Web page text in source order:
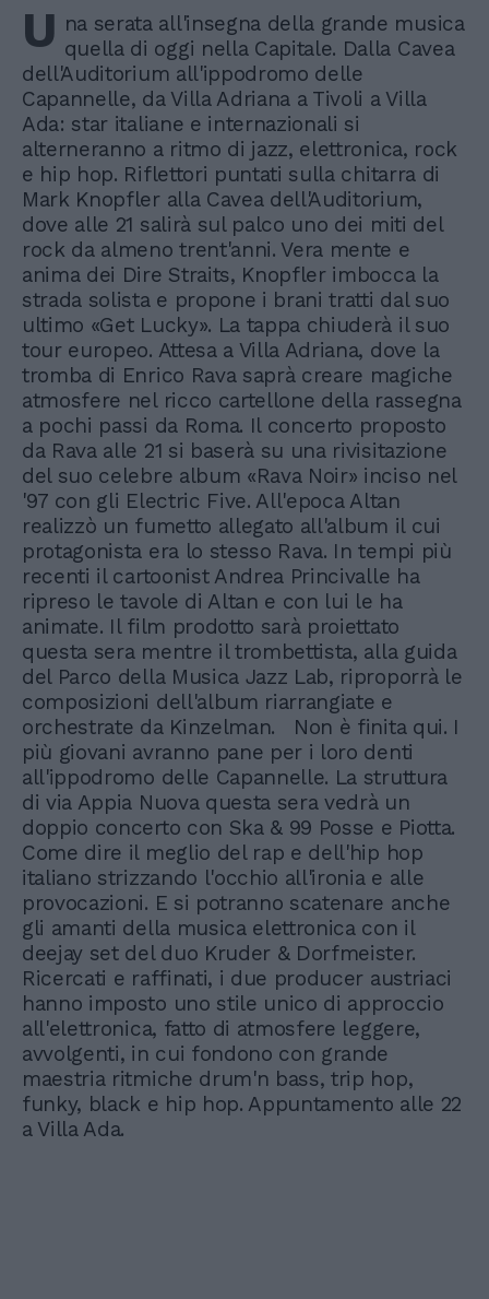
U na serata all'insegna della grande musica
quella di oggi nella Capitale. Dalla Cavea
dell'Auditorium all'ippodromo delle
Capannelle, da Villa Adriana a Tivoli a Villa
Ada: star italiane e internazionali si
alterneranno a ritmo di jazz, elettronica, rock
e hip hop. Riflettori puntati sulla chitarra di
Mark Knopfler alla Cavea dell'Auditorium,
dove alle 21 salirà sul palco uno dei miti del
rock da almeno trent'anni. Vera mente e
anima dei Dire Straits, Knopfler imbocca la
strada solista e propone i brani tratti dal suo
ultimo «Get Lucky». La tappa chiuderà il suo
tour europeo. Attesa a Villa Adriana, dove la
tromba di Enrico Rava saprà creare magiche
atmosfere nel ricco cartellone della rassegna
a pochi passi da Roma. Il concerto proposto
da Rava alle 21 si baserà su una rivisitazione
del suo celebre album «Rava Noir» inciso nel
'97 con gli Electric Five. All'epoca Altan
realizzò un fumetto allegato all'album il cui
protagonista era lo stesso Rava. In tempi più
recenti il cartoonist Andrea Princivalle ha
ripreso le tavole di Altan e con lui le ha
animate. Il film prodotto sarà proiettato
questa sera mentre il trombettista, alla guida
del Parco della Musica Jazz Lab, riproporrà le
composizioni dell'album riarrangiate e
orchestrate da Kinzelman. Non è finita qui. I
più giovani avranno pane per i loro denti
all'ippodromo delle Capannelle. La struttura
di via Appia Nuova questa sera vedrà un
doppio concerto con Ska & 99 Posse e Piotta.
Come dire il meglio del rap e dell'hip hop
italiano strizzando l'occhio all'ironia e alle
provocazioni. E si potranno scatenare anche
gli amanti della musica elettronica con il
deejay set del duo Kruder & Dorfmeister.
Ricercati e raffinati, i due producer austriaci
hanno imposto uno stile unico di approccio
all'elettronica, fatto di atmosfere leggere,
avvolgenti, in cui fondono con grande
maestria ritmiche drum'n bass, trip hop,
funky, black e hip hop. Appuntamento alle 22
a Villa Ada.